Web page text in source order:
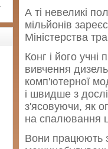
А ті невеликі
мільйонів
Міністерства
Конг і його
вивчення
комп'ютерної
і швидше з
з'ясовуючи, як
на спалювання
Вони працюють